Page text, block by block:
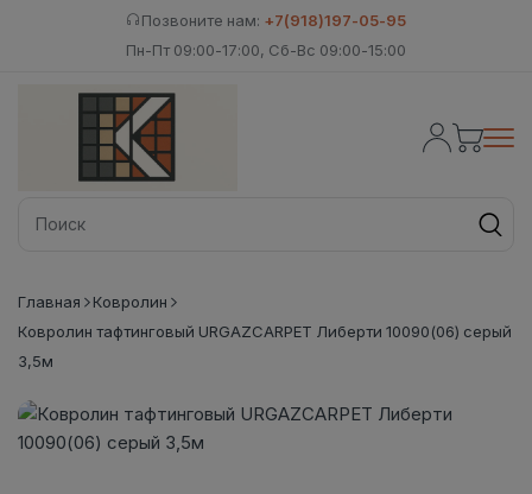
Позвоните нам: +7(918)197-05-95
Пн-Пт 09:00-17:00, Сб-Вс 09:00-15:00
Главная
Ковролин
Ковролин тафтинговый URGAZCARPET Либерти 10090(06) серый
3,5м